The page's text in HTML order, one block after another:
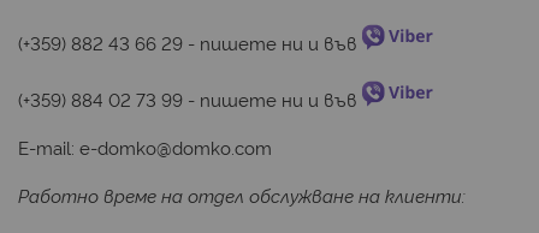
(+359) 882 43 66 29 - пишете ни и във
(+359) 884 02 73 99 - пишете ни и във
E-mail: e-domko@domko.com
Работно време на отдел обслужване на клиенти: